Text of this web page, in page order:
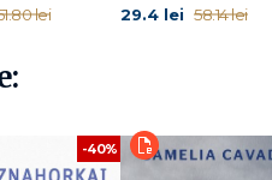
lei 29.4 lei 58.14 lei
-40%